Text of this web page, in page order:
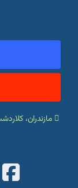
مازندران،